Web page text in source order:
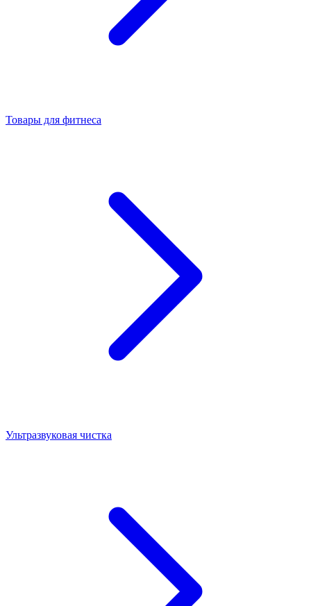
Товары для фитнеса
Ультразвуковая чистка